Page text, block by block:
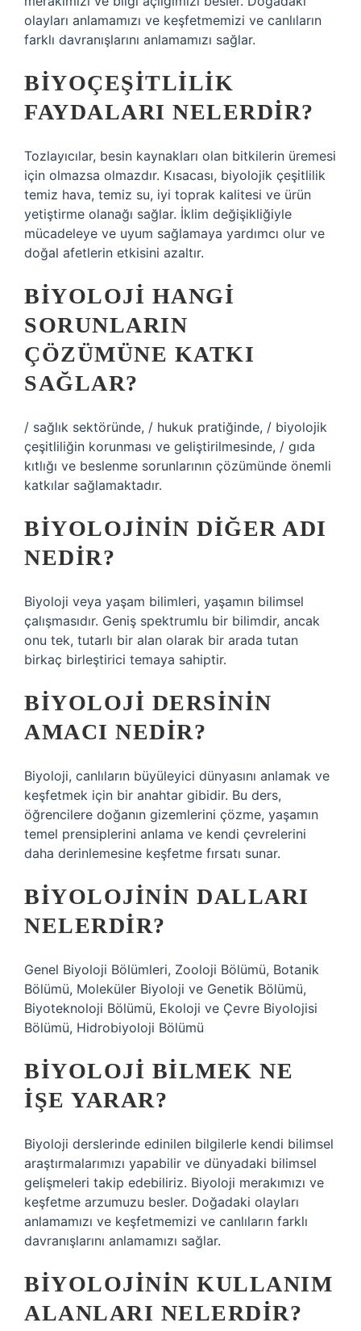
olayları anlamamızı ve keşfetmemizi ve canlıların
farklı davranışlarını anlamamızı sağlar.
BIYOÇEŞITLILIK
FAYDALARI NELERDIR?
Tozlayıcılar, besin kaynakları olan bitkilerin üremesi
için olmazsa olmazdır. Kısacası, biyolojik çeşitlilik
temiz hava, temiz su, iyi toprak kalitesi ve ürün
yetiştirme olanağı sağlar. İklim değişikliğiyle
mücadeleye ve uyum sağlamaya yardımcı olur ve
doğal afetlerin etkisini azaltır.
BIYOLOJI HANGI
SORUNLARIN
ÇÖZÜMÜNE KATKI
SAĞLAR?
/ sağlık sektöründe, / hukuk pratiğinde, / biyolojik
çeşitliliğin korunması ve geliştirilmesinde, / gıda
kıtlığı ve beslenme sorunlarının çözümünde önemli
katkılar sağlamaktadır.
BIYOLOJININ DIĞER ADI
NEDIR?
Biyoloji veya yaşam bilimleri, yaşamın bilimsel
çalışmasıdır. Geniş spektrumlu bir bilimdir, ancak
onu tek, tutarlı bir alan olarak bir arada tutan
birkaç birleştirici temaya sahiptir.
BIYOLOJI DERSININ
AMACI NEDIR?
Biyoloji, canlıların büyüleyici dünyasını anlamak ve
keşfetmek için bir anahtar gibidir. Bu ders,
öğrencilere doğanın gizemlerini çözme, yaşamın
temel prensiplerini anlama ve kendi çevrelerini
daha derinlemesine keşfetme fırsatı sunar.
BIYOLOJININ DALLARI
NELERDIR?
Genel Biyoloji Bölümleri, Zooloji Bölümü, Botanik
Bölümü, Moleküler Biyoloji ve Genetik Bölümü,
Biyoteknoloji Bölümü, Ekoloji ve Çevre Biyolojisi
Bölümü, Hidrobiyoloji Bölümü
BIYOLOJI BILMEK NE
IŞE YARAR?
Biyoloji derslerinde edinilen bilgilerle kendi bilimsel
araştırmalarımızı yapabilir ve dünyadaki bilimsel
gelişmeleri takip edebiliriz. Biyoloji merakımızı ve
keşfetme arzumuzu besler. Doğadaki olayları
anlamamızı ve keşfetmemizi ve canlıların farklı
davranışlarını anlamamızı sağlar.
BIYOLOJININ KULLANIM
ALANLARI NELERDIR?